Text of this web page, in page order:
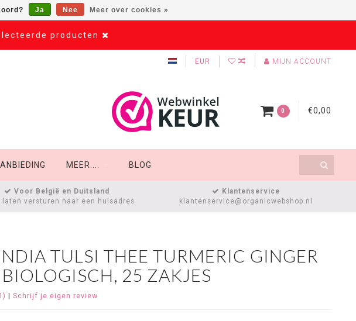
producten
EUR MIJN ACCOUNT
0 €0,00
MEER.... BLOG
Voor België en Duitsland
laten versturen naar een huisadres
Klantenservice
klantenservice@organicwebshop.nl
TULSI THEE TURMERIC GINGER
25 ZAKJES
| Schrijf je eigen review
Ja Nee Meer over cookies »